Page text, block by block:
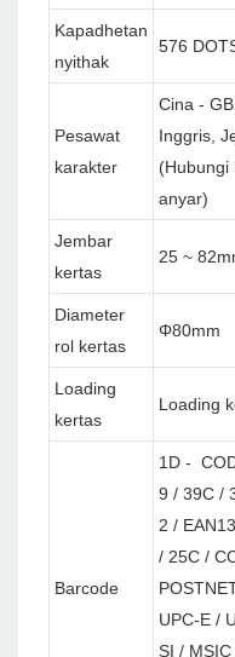
Kapadhetan
nyithak
576
Pesawat
karakter
Cina -
Inggris,
(Hubungi
anyar)
Jembar
kertas
25 ~
Diameter
rol kertas
Φ80mm
Loading
kertas
Loading
Barcode
1D -
9 / 39C /
2 /
/ 25C /
UPC-E /
SI /